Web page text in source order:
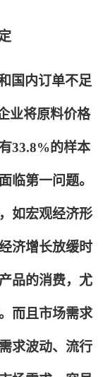
国内订单不足
业将原料价格
33.8%的样本
临第一问题。
如宏观经济形
济增长放缓时
品的消费，尤
而且市场需求
求波动、流行